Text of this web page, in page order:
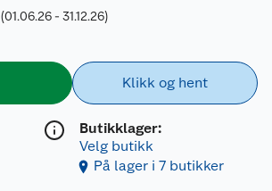
(01.06.26 - 31.12.26)
Klikk og hent
Butikklager:
Velg butikk
På lager i 7 butikker